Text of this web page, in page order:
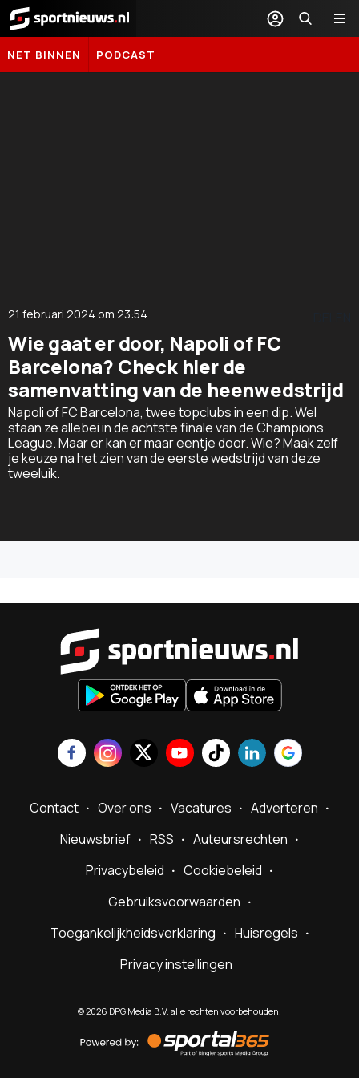
Sportnieuws.nl
NET BINNEN PODCAST
21 februari 2024 om 23:54
Wie gaat er door, Napoli of FC
Barcelona? Check hier de
samenvatting van de heenwedstrijd
Napoli of FC Barcelona, twee topclubs in een dip. Wel
staan ze allebei in de achtste finale van de Champions
League. Maar er kan er maar eentje door. Wie? Maak zelf
je keuze na het zien van de eerste wedstrijd van deze
tweeluik.
Contact Over ons Vacatures
Adverteren
Nieuwsbrief
RSS
Auteursrechten
Privacybeleid
Cookiebeleid
Gebruiksvoorwaarden
Toegankelijkheidsverklaring
Huisregels
Privacy instellingen
©2026 DPG Media B.V. alle rechten voorbehouden.
by
Sportal365